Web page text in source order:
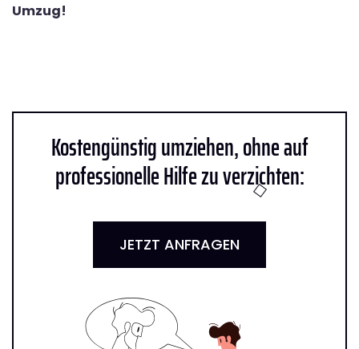
Umzug!
Kostengünstig umziehen, ohne auf
professionelle Hilfe zu verzichten:
JETZT ANFRAGEN